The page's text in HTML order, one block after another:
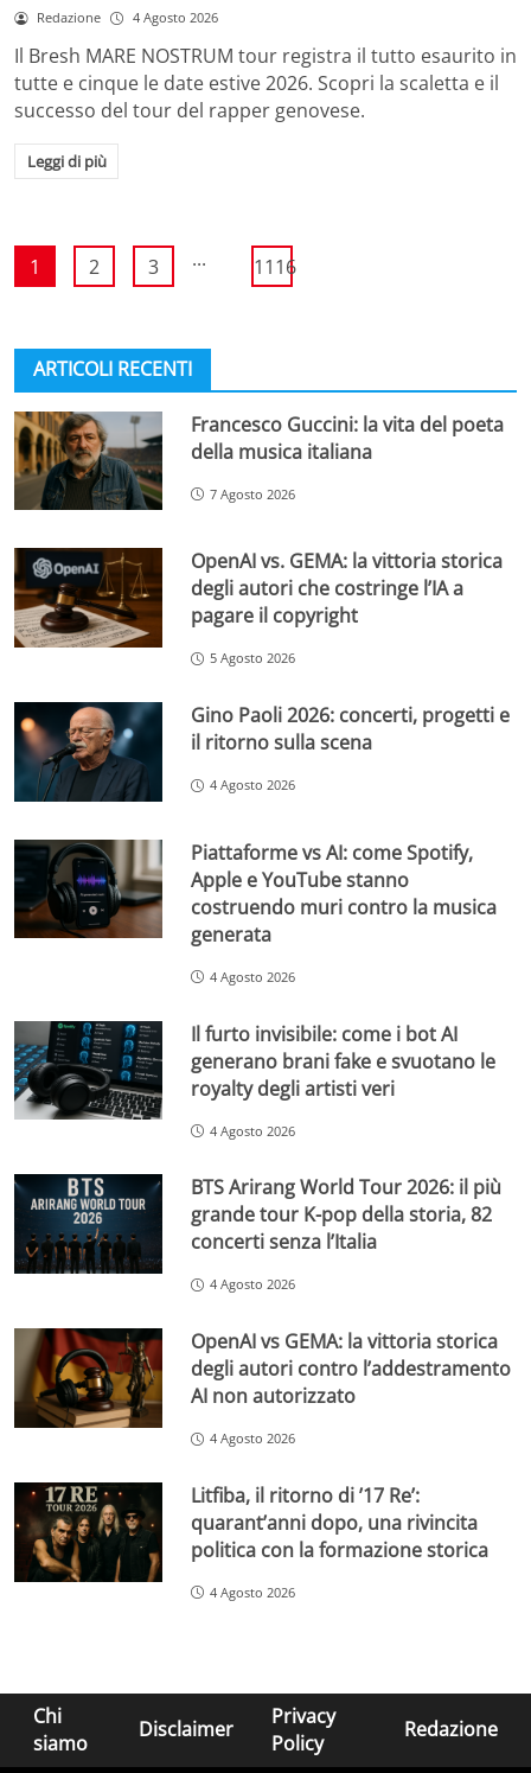
Redazione 4 Agosto 2026
Il Bresh MARE NOSTRUM tour registra il tutto esaurito in
tutte e cinque le date estive 2026. Scopri la scaletta e il
successo del tour del rapper genovese.
Leggi di più
1 2 3 ... 1116
ARTICOLI RECENTI
Francesco Guccini: la vita del poeta
della musica italiana
7 Agosto 2026
OpenAI vs. GEMA: la vittoria storica
degli autori che costringe l’IA a
pagare il copyright
5 Agosto 2026
Gino Paoli 2026: concerti, progetti e
il ritorno sulla scena
4 Agosto 2026
Piattaforme vs AI: come Spotify,
Apple e YouTube stanno
costruendo muri contro la musica
generata
4 Agosto 2026
Il furto invisibile: come i bot AI
generano brani fake e svuotano le
royalty degli artisti veri
4 Agosto 2026
BTS Arirang World Tour 2026: il più
grande tour K-pop della storia, 82
concerti senza l’Italia
4 Agosto 2026
OpenAI vs GEMA: la vittoria storica
degli autori contro l’addestramento
AI non autorizzato
4 Agosto 2026
Litfiba, il ritorno di ’17 Re’:
quarant’anni dopo, una rivincita
politica con la formazione storica
4 Agosto 2026
Chi
siamo
Disclaimer
Privacy
Policy
Redazione